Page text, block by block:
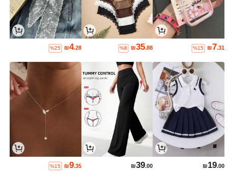
₪7.31
%15
₪35.88
%8
₪4.28
%25
₪19.00
₪39.00
₪9.35
%15